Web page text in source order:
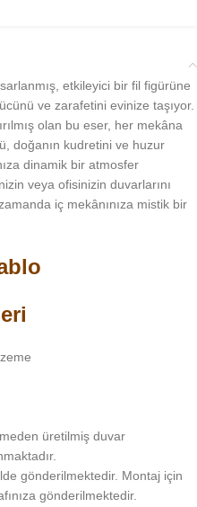
etkileyici bir fil figürüne
ve zarafetini evinize taşıyor.
olan bu eser, her mekâna
doğanın kudretini ve huzur
dinamik bir atmosfer
veya ofisinizin duvarlarını
iç mekânınıza mistik bir
üretilmiş duvar
gönderilmektedir. Montaj için
gönderilmektedir.